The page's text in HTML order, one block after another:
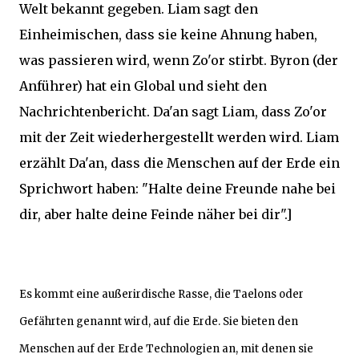
Welt bekannt gegeben. Liam sagt den
Einheimischen, dass sie keine Ahnung haben,
was passieren wird, wenn Zo'or stirbt. Byron (der
Anführer) hat ein Global und sieht den
Nachrichtenbericht. Da'an sagt Liam, dass Zo'or
mit der Zeit wiederhergestellt werden wird. Liam
erzählt Da'an, dass die Menschen auf der Erde ein
Sprichwort haben: "Halte deine Freunde nahe bei
dir, aber halte deine Feinde näher bei dir".]
Es kommt eine außerirdische Rasse, die Taelons oder
Gefährten genannt wird, auf die Erde. Sie bieten den
Menschen auf der Erde Technologien an, mit denen sie